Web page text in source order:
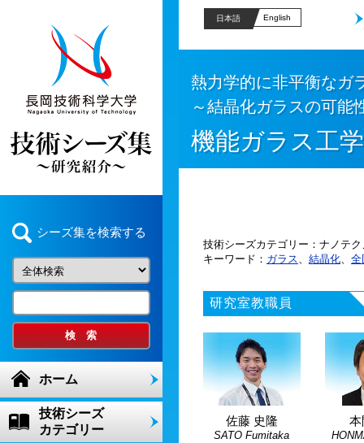
シーズ集を検索する
ホーム
技術シーズ
カテゴリー
日本語 English
熱力学的に非平衡なガ
～結晶化ガラスの可能
機能ガラス工
技術シーズカテゴリー
ナノテ
キーワード
ガラス、 結晶化、 全
研究室教職員
佐藤 史隆
SATO Fumitaka